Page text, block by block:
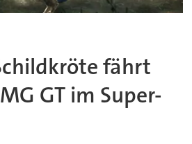
fährt
GT im Super-